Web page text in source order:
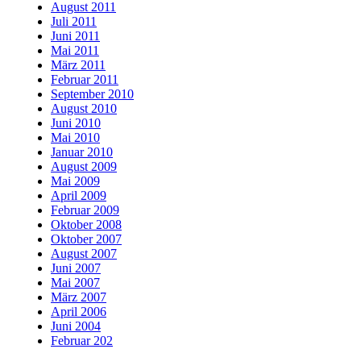
August 2011
Juli 2011
Juni 2011
Mai 2011
März 2011
Februar 2011
September 2010
August 2010
Juni 2010
Mai 2010
Januar 2010
August 2009
Mai 2009
April 2009
Februar 2009
Oktober 2008
Oktober 2007
August 2007
Juni 2007
Mai 2007
März 2007
April 2006
Juni 2004
Februar 202